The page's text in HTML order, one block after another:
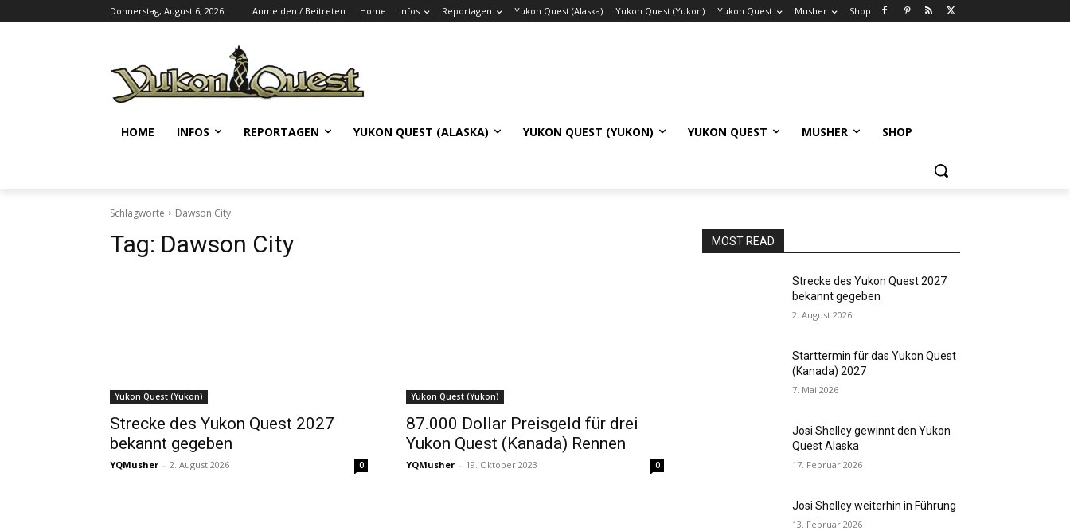
Donnerstag, August 6, 2026 Anmelden / Beitreten Home Infos Reportagen Yukon Quest (Alaska) Yukon Quest (Yukon) Yukon Quest Musher Shop
HOME INFOS REPORTAGEN YUKON QUEST (ALASKA) YUKON QUEST (YUKON) YUKON QUEST MUSHER SHOP
Schlagworte Dawson City
Tag: Dawson City
Yukon Quest (Yukon)
Strecke des Yukon Quest 2027
bekannt gegeben
YQMusher - 2. August 2026 0
Yukon Quest (Yukon)
87.000 Dollar Preisgeld für drei
Yukon Quest (Kanada) Rennen
YQMusher - 19. Oktober 2023 0
MOST READ
Strecke des Yukon Quest 2027
bekannt gegeben
2. August 2026
Starttermin für das Yukon Quest
(Kanada) 2027
7. Mai 2026
Josi Shelley gewinnt den Yukon
Quest Alaska
17. Februar 2026
Josi Shelley weiterhin in Führung
13. Februar 2026